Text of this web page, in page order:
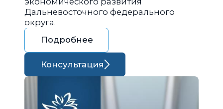
Дальневосточного федерального
округа.
Подробнее
Консультация